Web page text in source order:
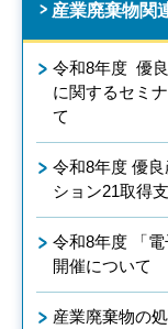
産業廃棄物関
令和8年度 優
に関するセミ
て
令和8年度 優
ション21取得
令和8年度 「
開催について
産業廃棄物の